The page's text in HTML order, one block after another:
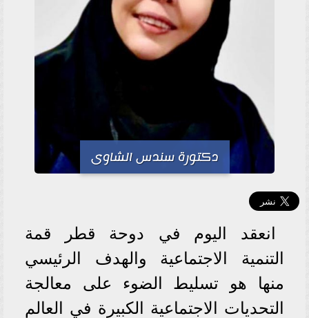
دكتورة سندس الشاوى
انعقد اليوم في دوحة قطر قمة
التنمية الاجتماعية والهدف الرئيسي
منها هو تسليط الضوء على معالجة
التحديات الاجتماعية الكبيرة في العالم